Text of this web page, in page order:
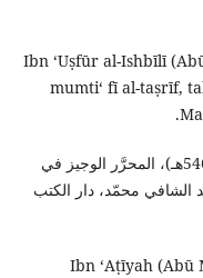
Ibn ʻUṣfūr al-Ishbīlī
mumtiʻ fī al-taṣrīf,
ابن عطية (أبو محمد عبد الحق بن غالب ت546هـ)، المحرَّر الوجيز في
الشافي محمّد، دار الكتب
Ibn ʻAṭīyah (Abū